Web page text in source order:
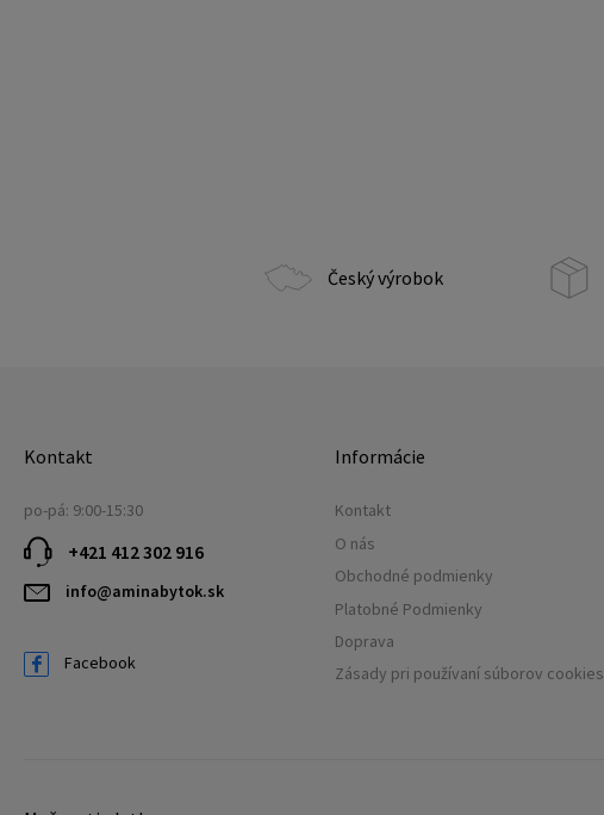
Český výrobok
Kontakt
po-pá: 9:00-15:30
+421 412 302 916
info@aminabytok.sk
Facebook
Informácie
Kontakt
O nás
Obchodné podmienky
Platobné Podmienky
Doprava
Zásady pri používaní súborov cookies